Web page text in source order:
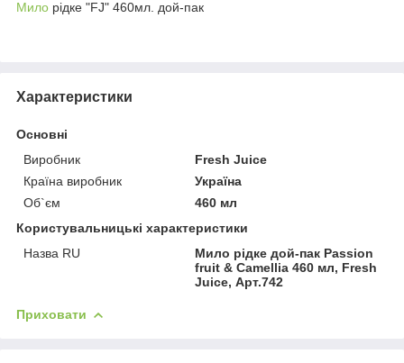
Мило рідке "FJ" 460мл. дой-пак
Характеристики
Основні
Виробник
Fresh Juice
Країна виробник
Україна
Об`єм
460 мл
Користувальницькі характеристики
Назва RU
Мило рідке дой-пак Passion
fruit & Camellia 460 мл, Fresh
Juice, Арт.742
Приховати